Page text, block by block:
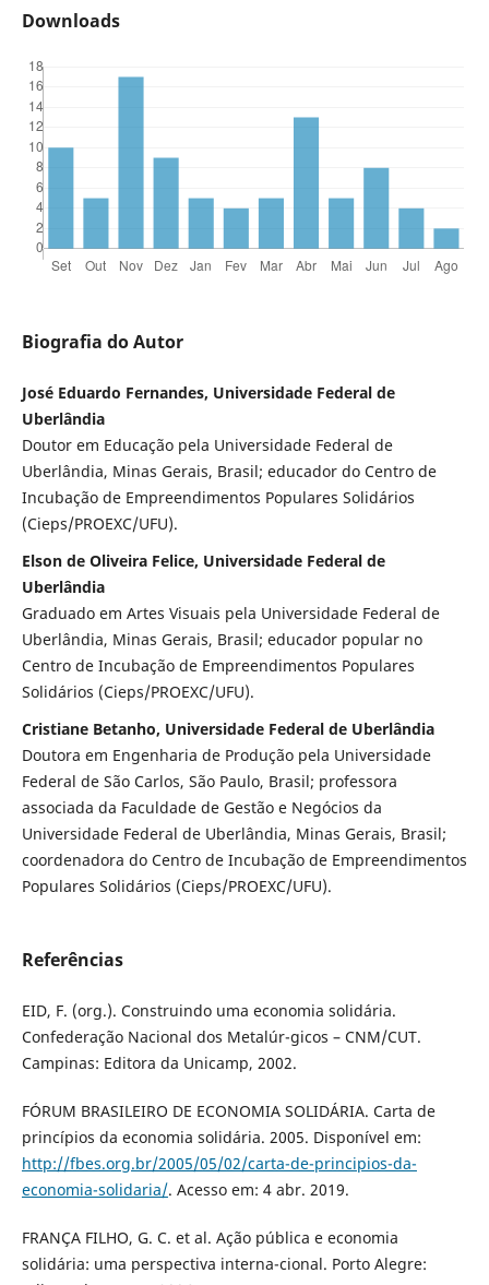
Downloads
Biografia do Autor
José Eduardo Fernandes, Universidade Federal de
Uberlândia
Doutor em Educação pela Universidade Federal de
Uberlândia, Minas Gerais, Brasil; educador do Centro de
Incubação de Empreendimentos Populares Solidários
(Cieps/PROEXC/UFU).
Elson de Oliveira Felice, Universidade Federal de
Uberlândia
Graduado em Artes Visuais pela Universidade Federal de
Uberlândia, Minas Gerais, Brasil; educador popular no
Centro de Incubação de Empreendimentos Populares
Solidários (Cieps/PROEXC/UFU).
Cristiane Betanho, Universidade Federal de Uberlândia
Doutora em Engenharia de Produção pela Universidade
Federal de São Carlos, São Paulo, Brasil; professora
associada da Faculdade de Gestão e Negócios da
Universidade Federal de Uberlândia, Minas Gerais, Brasil;
coordenadora do Centro de Incubação de Empreendimentos
Populares Solidários (Cieps/PROEXC/UFU).
Referências
EID, F. (org.). Construindo uma economia solidária.
Confederação Nacional dos Metalúr-gicos – CNM/CUT.
Campinas: Editora da Unicamp, 2002.
FÓRUM BRASILEIRO DE ECONOMIA SOLIDÁRIA. Carta de
princípios da economia solidária. 2005. Disponível em:
http://fbes.org.br/2005/05/02/carta-de-principios-da-
economia-solidaria/. Acesso em: 4 abr. 2019.
FRANÇA FILHO, G. C. et al. Ação pública e economia
solidária: uma perspectiva interna-cional. Porto Alegre: